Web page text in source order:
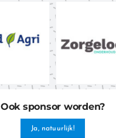
Ook sponsor worden?
Ja, natuurlijk!